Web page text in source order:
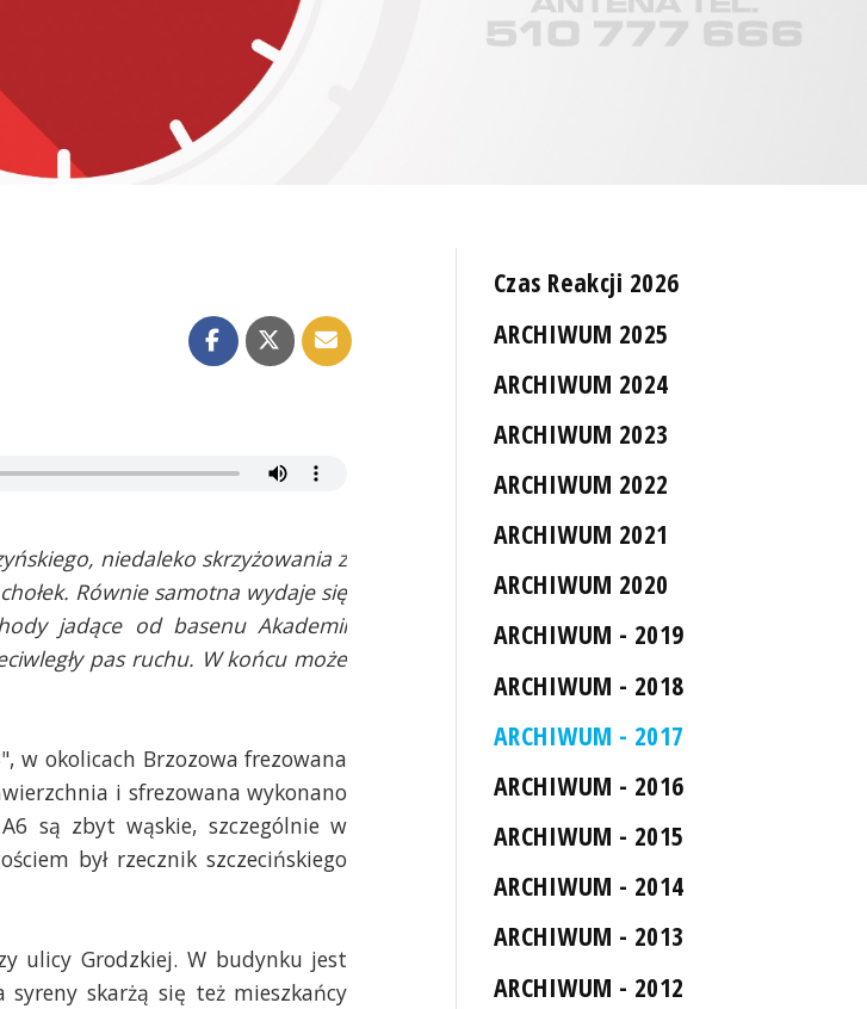
niedaleko skrzyżowania z
Równie samotna wydaje się
jadące od basenu Akademii
pas ruchu. W końcu może
w okolicach Brzozowa frezowana
i sfrezowana wykonano
są zbyt wąskie, szczególnie w
był rzecznik szczecińskiego
ulicy Grodzkiej. W budynku jest
skarżą się też mieszkańcy
Czas Reakcji 2026
ARCHIWUM 2025
ARCHIWUM 2024
ARCHIWUM 2023
ARCHIWUM 2022
ARCHIWUM 2021
ARCHIWUM 2020
ARCHIWUM - 2019
ARCHIWUM - 2018
ARCHIWUM - 2017
ARCHIWUM - 2016
ARCHIWUM - 2015
ARCHIWUM - 2014
ARCHIWUM - 2013
ARCHIWUM - 2012